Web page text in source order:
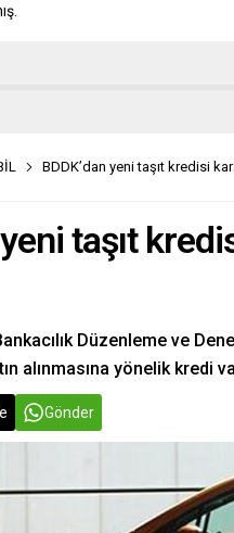
BDDK’dan yeni taşıt kredisi
yeni taşıt
Düzenleme ve
alınmasına yönelik kredi
Gönder